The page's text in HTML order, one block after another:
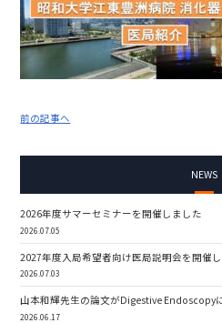
前の記事へ
NEWS
2026年度サマーセミナーを開催しました
2026.07.05
2027年度入局希望者向け医局説明会を開催
2026.07.03
山本和輝先生の論文がDigestive Endoscopy
2026.06.17